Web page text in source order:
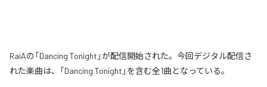
RaiAの「Dancing Tonight」が配信開始された。今回デジタル配信さ
れた楽曲は、「Dancing Tonight」を含む全1曲となっている。